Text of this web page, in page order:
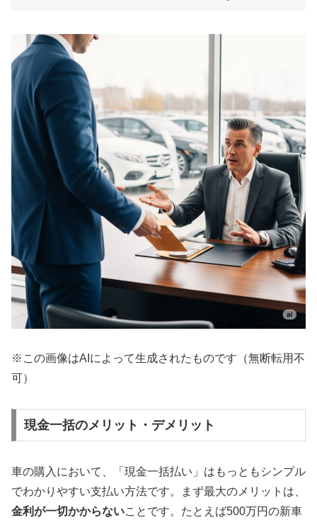
※この画像はAIによって生成されたものです（無断転用不
可）
現金一括のメリット・デメリット
車の購入において、「現金一括払い」はもっともシンプル
でわかりやすい支払い方法です。まず最大のメリットは、
金利が一切かからないことです。たとえば500万円の新車